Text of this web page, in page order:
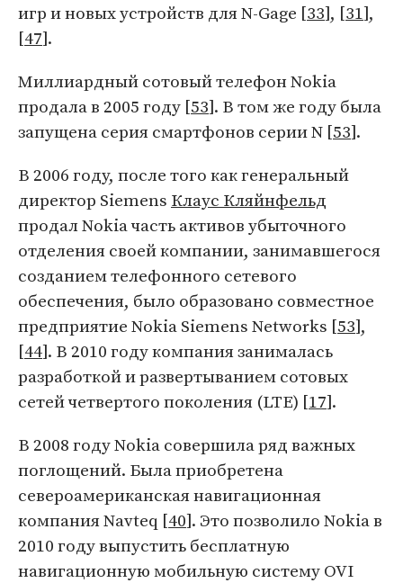
игр и новых устройств для N-Gage [33], [31],
[47].
Миллиардный сотовый телефон Nokia
продала в 2005 году [53]. В том же году была
запущена серия смартфонов серии N [53].
В 2006 году, после того как генеральный
директор Siemens Клаус Кляйнфельд
продал Nokia часть активов убыточного
отделения своей компании, занимавшегося
созданием телефонного сетевого
обеспечения, было образовано совместное
предприятие Nokia Siemens Networks [53],
[44]. В 2010 году компания занималась
разработкой и развертыванием сотовых
сетей четвертого поколения (LTE) [17].
В 2008 году Nokia совершила ряд важных
поглощений. Была приобретена
североамериканская навигационная
компания Navteq [40]. Это позволило Nokia в
2010 году выпустить бесплатную
навигационную мобильную систему OVI